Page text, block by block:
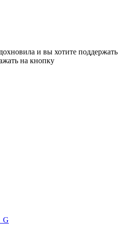
и вы хотите поддержать
на кнопку